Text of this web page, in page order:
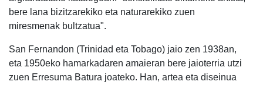
bere lana bizitzarekiko eta naturarekiko zuen
miresmenak bultzatua".
San Fernandon (Trinidad eta Tobago) jaio zen 1938an,
eta 1950eko hamarkadaren amaieran bere jaioterria utzi
zuen Erresuma Batura joateko. Han, artea eta diseinua